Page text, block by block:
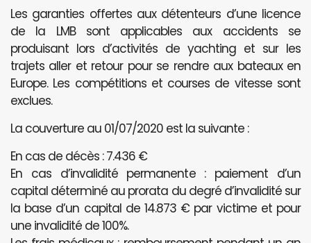
Les garanties offertes aux détenteurs d’une licence
de la LMB sont applicables aux accidents se
produisant lors d’activités de yachting et sur les
trajets aller et retour pour se rendre aux bateaux en
Europe. Les compétitions et courses de vitesse sont
exclues.
La couverture au 01/07/2020 est la suivante :
En cas de décès : 7.436 €
En cas d’invalidité permanente : paiement d’un
capital déterminé au prorata du degré d’invalidité sur
la base d’un capital de 14.873 € par victime et pour
une invalidité de 100%.